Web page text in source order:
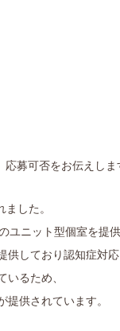
募可否をお伝えしま
した。
ニット型個室を提供
しており認知症対応
るため、
供されています​。